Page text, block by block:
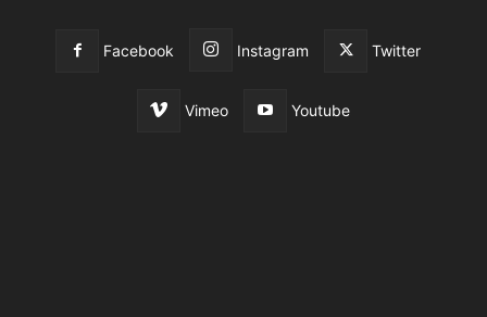
Facebook Instagram Twitter
Vimeo Youtube